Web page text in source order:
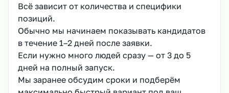
Всё зависит от количества и специфики
позиций.
Обычно мы начинаем показывать кандидатов
в течение 1–2 дней после заявки.
Если нужно много людей сразу — от 3 до 5
дней на полный запуск.
Мы заранее обсудим сроки и подберём